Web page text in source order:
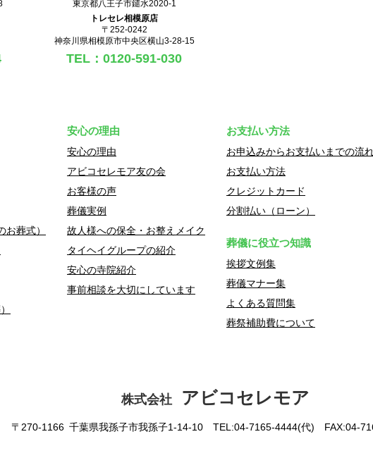
東京都八王子市鑓水2020-1
トレセレ相模原店
〒252-0242
神奈川県相模原市中央区横山3-28-15
TEL：0120-591-030
葬式）
安心の理由
安心の理由
アビコセレモア友の会
お客様の声
葬儀実例
故人様への保全・お整えメイク
タイヘイグループの紹介
安心の寺院紹介
事前相談を大切にしています
お支払い方法
お申込みからお支払いまでの流
お支払い方法
クレジットカード
分割払い（ローン）
葬儀に役立つ知識
挨拶文例集
葬儀マナー集
よくある質問集
葬祭補助費について
株式会社アビコセレモア
〒270-1166 千葉県我孫子市我孫子1-14-10 TEL:04-7165-4444(代) FAX:04-